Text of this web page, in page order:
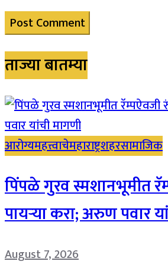
ताज्या बातम्या
आरोग्यमहत्त्वाचेमहाराष्ट्रशहरसामाजिक
पिंपळे गुरव स्मशानभूमीत
पायऱ्या करा; अरुण पवार
August 7, 2026